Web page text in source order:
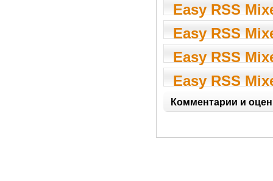
Easy RSS
Easy RSS
Easy RSS
Easy RSS
Комментарии и